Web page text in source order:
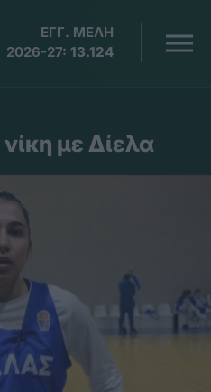
ΕΓΓ. ΜΕΛΗ
2026-27: 13.124
με Δίελα